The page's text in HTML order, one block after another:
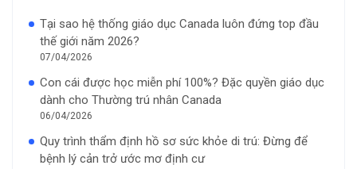
Tại sao hệ thống giáo dục Canada luôn đứng top đầu
thế giới năm 2026?
07/04/2026
Con cái được học miễn phí 100%? Đặc quyền giáo dục
dành cho Thường trú nhân Canada
06/04/2026
Quy trình thẩm định hồ sơ sức khỏe di trú: Đừng để
bệnh lý cản trở ước mơ định cư